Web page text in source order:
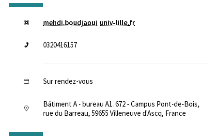
mehdi.boudjaoui univ-lille.fr
0320416157
Sur rendez-vous
Bâtiment A - bureau A1. 672 - Campus Pont-de-Bois,
rue du Barreau, 59655 Villeneuve d'Ascq, France